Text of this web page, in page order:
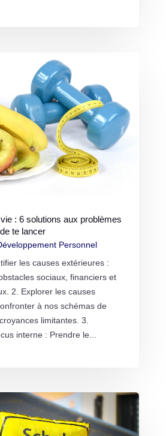
: 6 solutions aux problèmes
te lancer
Personnel
les causes extérieures :
sociaux, financiers et
2. Explorer les causes
à nos schémas de
limitantes. 3.
interne : Prendre le...